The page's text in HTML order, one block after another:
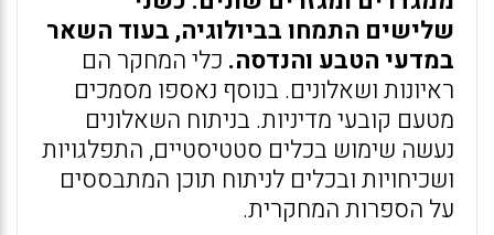
שלישים התמחו בביולוגיה, בעוד השאר
במדעי הטבע והנדסה. כלי המחקר הם
ראיונות ושאלונים. בנוסף נאספו מסמכים
מטעם קובעי מדיניות. בניתוח השאלונים
נעשה שימוש בכלים סטטיסטיים, התפלגויות
ושכיחויות ובכלים לניתוח תוכן המתבססים
על הספרות המחקרית.